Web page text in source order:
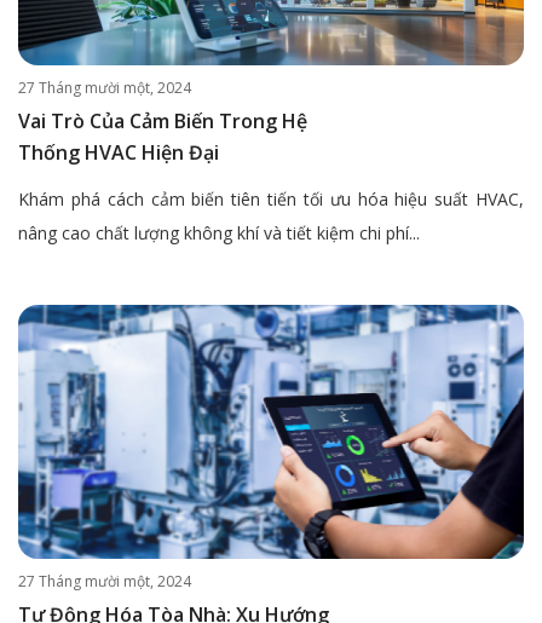
27 Tháng mười một, 2024
Vai Trò Của Cảm Biến Trong Hệ
Thống HVAC Hiện Đại
Khám phá cách cảm biến tiên tiến tối ưu hóa hiệu suất HVAC,
nâng cao chất lượng không khí và tiết kiệm chi phí...
27 Tháng mười một, 2024
Tự Động Hóa Tòa Nhà: Xu Hướng